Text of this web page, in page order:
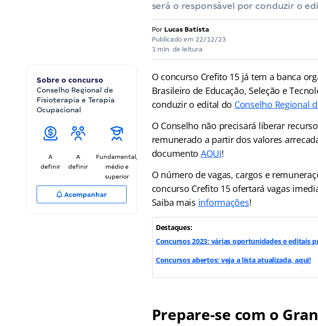
será o responsável por conduzir o
Por Lucas Batista
Publicado em 22/12/23
1 min. de leitura
Sobre o concurso
Conselho Regional de
Fisioterapia e Terapia
Ocupacional
A
definir
A
definir
Fundamental,
médio e
superior
Acompanhar
O concurso Crefito 15 já tem a banca
Brasileiro de Educação, Seleção e
conduzir o edital do Conselho Regional
O Conselho não precisará liberar
remunerado a partir dos valores
documento AQUI!
O número de vagas, cargos e
concurso Crefito 15 ofertará vagas
Saiba mais informações!
Destaques:
Concursos 2023: várias oportunidades e editais
Concursos abertos: veja a lista atualizada, aqui!
Prepare-se com o